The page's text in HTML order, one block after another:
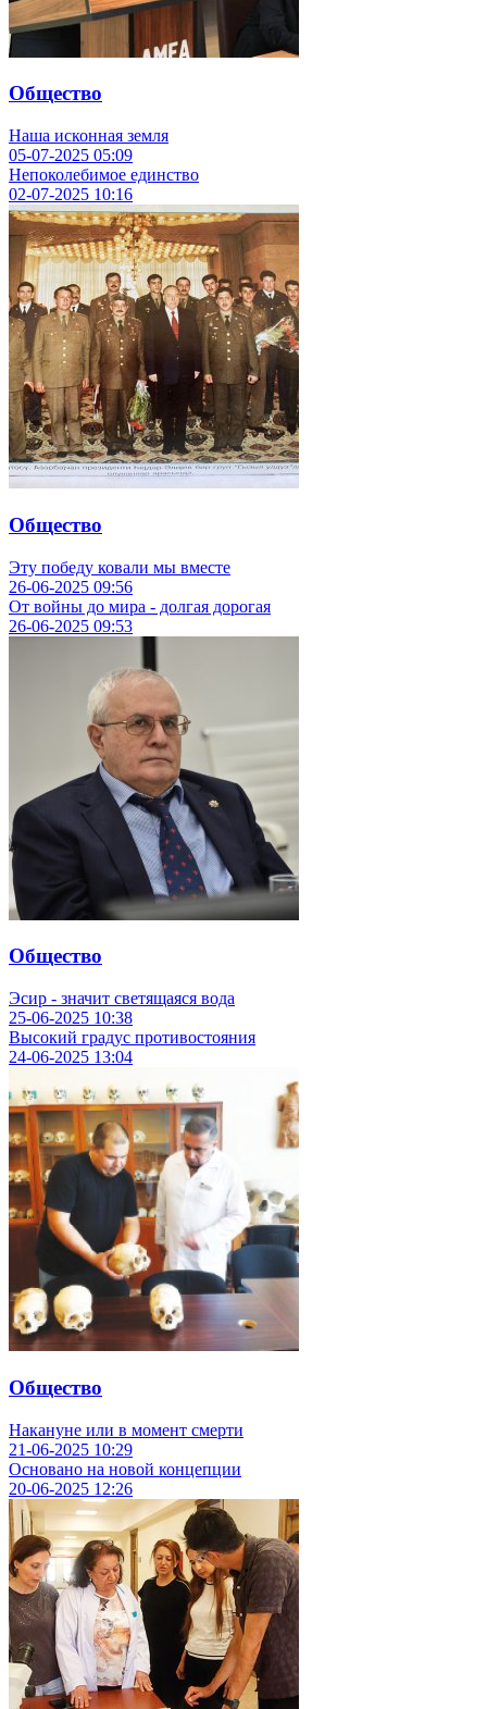
Общество
Наша исконная земля
05-07-2025 05:09
Непоколебимое единство
02-07-2025 10:16
Общество
Эту победу ковали мы вместе
26-06-2025 09:56
От войны до мира - долгая дорогая
26-06-2025 09:53
Общество
Эсир - значит светящаяся вода
25-06-2025 10:38
Высокий градус противостояния
24-06-2025 13:04
Общество
Накануне или в момент смерти
21-06-2025 10:29
Основано на новой концепции
20-06-2025 12:26